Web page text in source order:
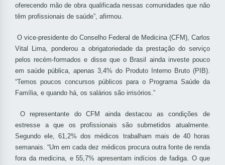
oferecendo mão de obra qualificada nessas comunidades que não
têm profissionais de saúde”, afirmou.
O vice-presidente do Conselho Federal de Medicina (CFM), Carlos
Vital Lima, ponderou a obrigatoriedade da prestação do serviço
pelos recém-formados e disse que o Brasil ainda investe pouco
em saúde pública, apenas 3,4% do Produto Interno Bruto (PIB).
“Temos poucos concursos públicos para o Programa Saúde da
Família, e quando há, os salários são irrisórios.”
O representante do CFM ainda destacou as condições de
estresse a que os profissionais são submetidos atualmente.
Segundo ele, 61,2% dos médicos trabalham mais de 40 horas
semanais. “Um em cada dez médicos procura outra fonte de renda
fora da medicina, e 55,7% apresentam indícios de fadiga. O que